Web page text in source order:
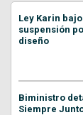
Ley Karin
suspensión
diseño
Biministro
Siempre